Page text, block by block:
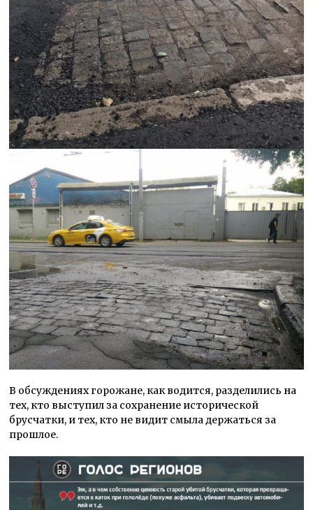
В обсуждениях горожане, как водится, разделились на
тех, кто выступил за сохранение исторической
брусчатки, и тех, кто не видит смыла держаться за
прошлое.